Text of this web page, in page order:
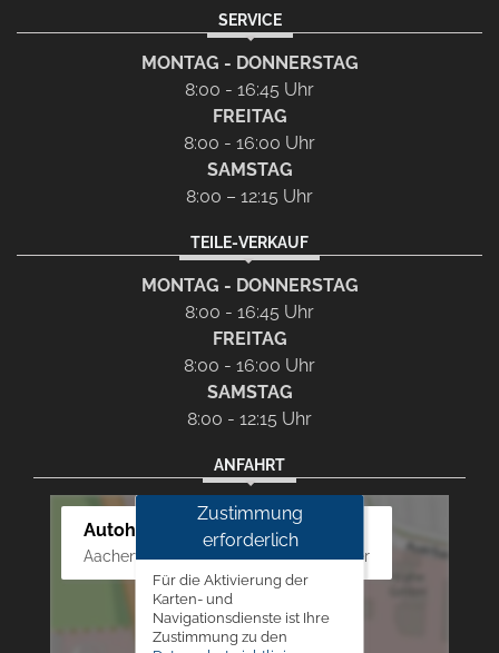
SERVICE
MONTAG - DONNERSTAG
8:00 - 16:45 Uhr
FREITAG
8:00 - 16:00 Uhr
SAMSTAG
8:00 – 12:15 Uhr
TEILE-VERKAUF
MONTAG - DONNERSTAG
8:00 - 16:45 Uhr
FREITAG
8:00 - 16:00 Uhr
SAMSTAG
8:00 - 12:15 Uhr
ANFAHRT
Autohaus Westphal
Aachener Str. 84 - 88, 52249 Eschweiler
Zustimmung
erforderlich
Für die Aktivierung der
Karten- und
Navigationsdienste ist Ihre
Zustimmung zu den